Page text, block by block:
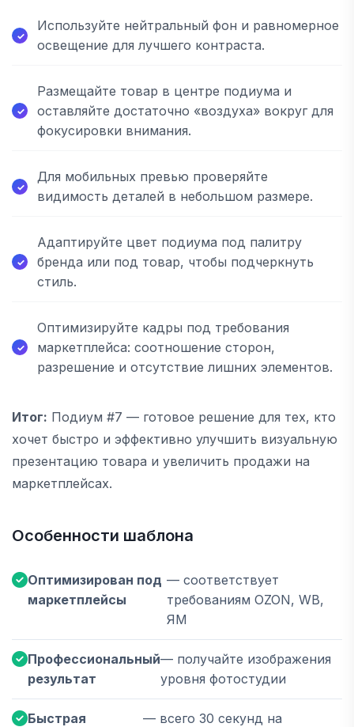
Используйте нейтральный фон и равномерное
освещение для лучшего контраста.
Размещайте товар в центре подиума и
оставляйте достаточно «воздуха» вокруг для
фокусировки внимания.
Для мобильных превью проверяйте
видимость деталей в небольшом размере.
Адаптируйте цвет подиума под палитру
бренда или под товар, чтобы подчеркнуть
стиль.
Оптимизируйте кадры под требования
маркетплейса: соотношение сторон,
разрешение и отсутствие лишних элементов.
Итог: Подиум #7 — готовое решение для тех, кто
хочет быстро и эффективно улучшить визуальную
презентацию товара и увеличить продажи на
маркетплейсах.
Особенности шаблона
Оптимизирован под
маркетплейсы
— соответствует
требованиям OZON, WB,
ЯМ
Профессиональный
результат
— получайте изображения
уровня фотостудии
Быстрая
— всего 30 секунд на